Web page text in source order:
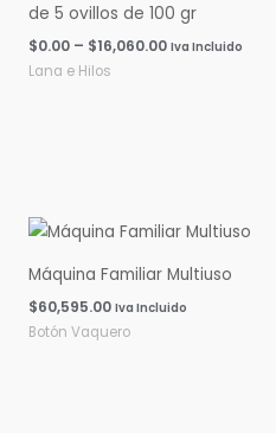
de 5 ovillos de 100 gr
$0.00 – $16,060.00 Iva Incluido
Lana e Hilos
Máquina Familiar Multiuso
$60,595.00 Iva Incluido
Botón Vaquero